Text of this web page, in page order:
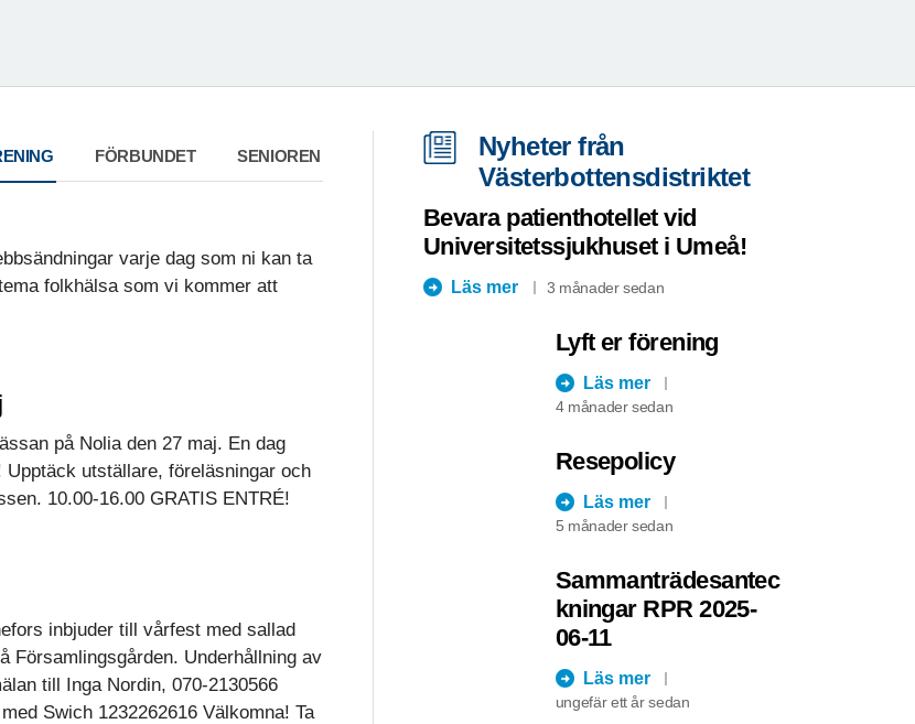
FÖRBUNDET SENIOREN
varje dag som ni kan ta
folkhälsa som vi kommer att
på Nolia den 27 maj. En dag
utställare, föreläsningar och
10.00-16.00 GRATIS ENTRÉ!
inbjuder till vårfest med sallad
Församlingsgården. Underhållning av
till Inga Nordin, 070-2130566
Swich 1232262616 Välkomna! Ta
Nyheter från
Västerbottensdistriktet
Bevara patienthotellet vid
Universitetssjukhuset i Umeå!
Läs mer 3 månader sedan
Lyft er förening
Läs mer
4 månader sedan
Resepolicy
Läs mer
5 månader sedan
Sammanträdesantec
kningar RPR 2025-
06-11
Läs mer
ungefär ett år sedan